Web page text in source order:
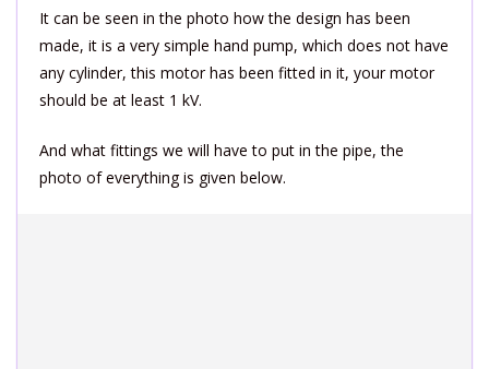
It can be seen in the photo how the design has been
made, it is a very simple hand pump, which does not have
any cylinder, this motor has been fitted in it, your motor
should be at least 1 kV.
And what fittings we will have to put in the pipe, the
photo of everything is given below.